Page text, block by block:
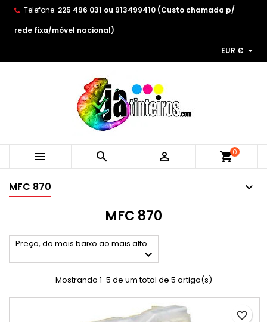
Telefone: 225 496 031 ou 913499410 (Custo chamada p/
rede fixa/móvel nacional)
EUR € 
   shopping_cart0
MFC 870
MFC 870
Preço, do mais baixo ao mais alto

Mostrando 1-5 de um total de 5 artigo(s)
favorite_border
As minhas listas de desejos ×
((modalTitle)) ×
((cancelText)) ((modalDeleteText))
Create wishlist ×
Wishlist name
Cancelar Create wishlist
Entrar ×
You need to be logged in to save products in your
wishlist.
Cancelar